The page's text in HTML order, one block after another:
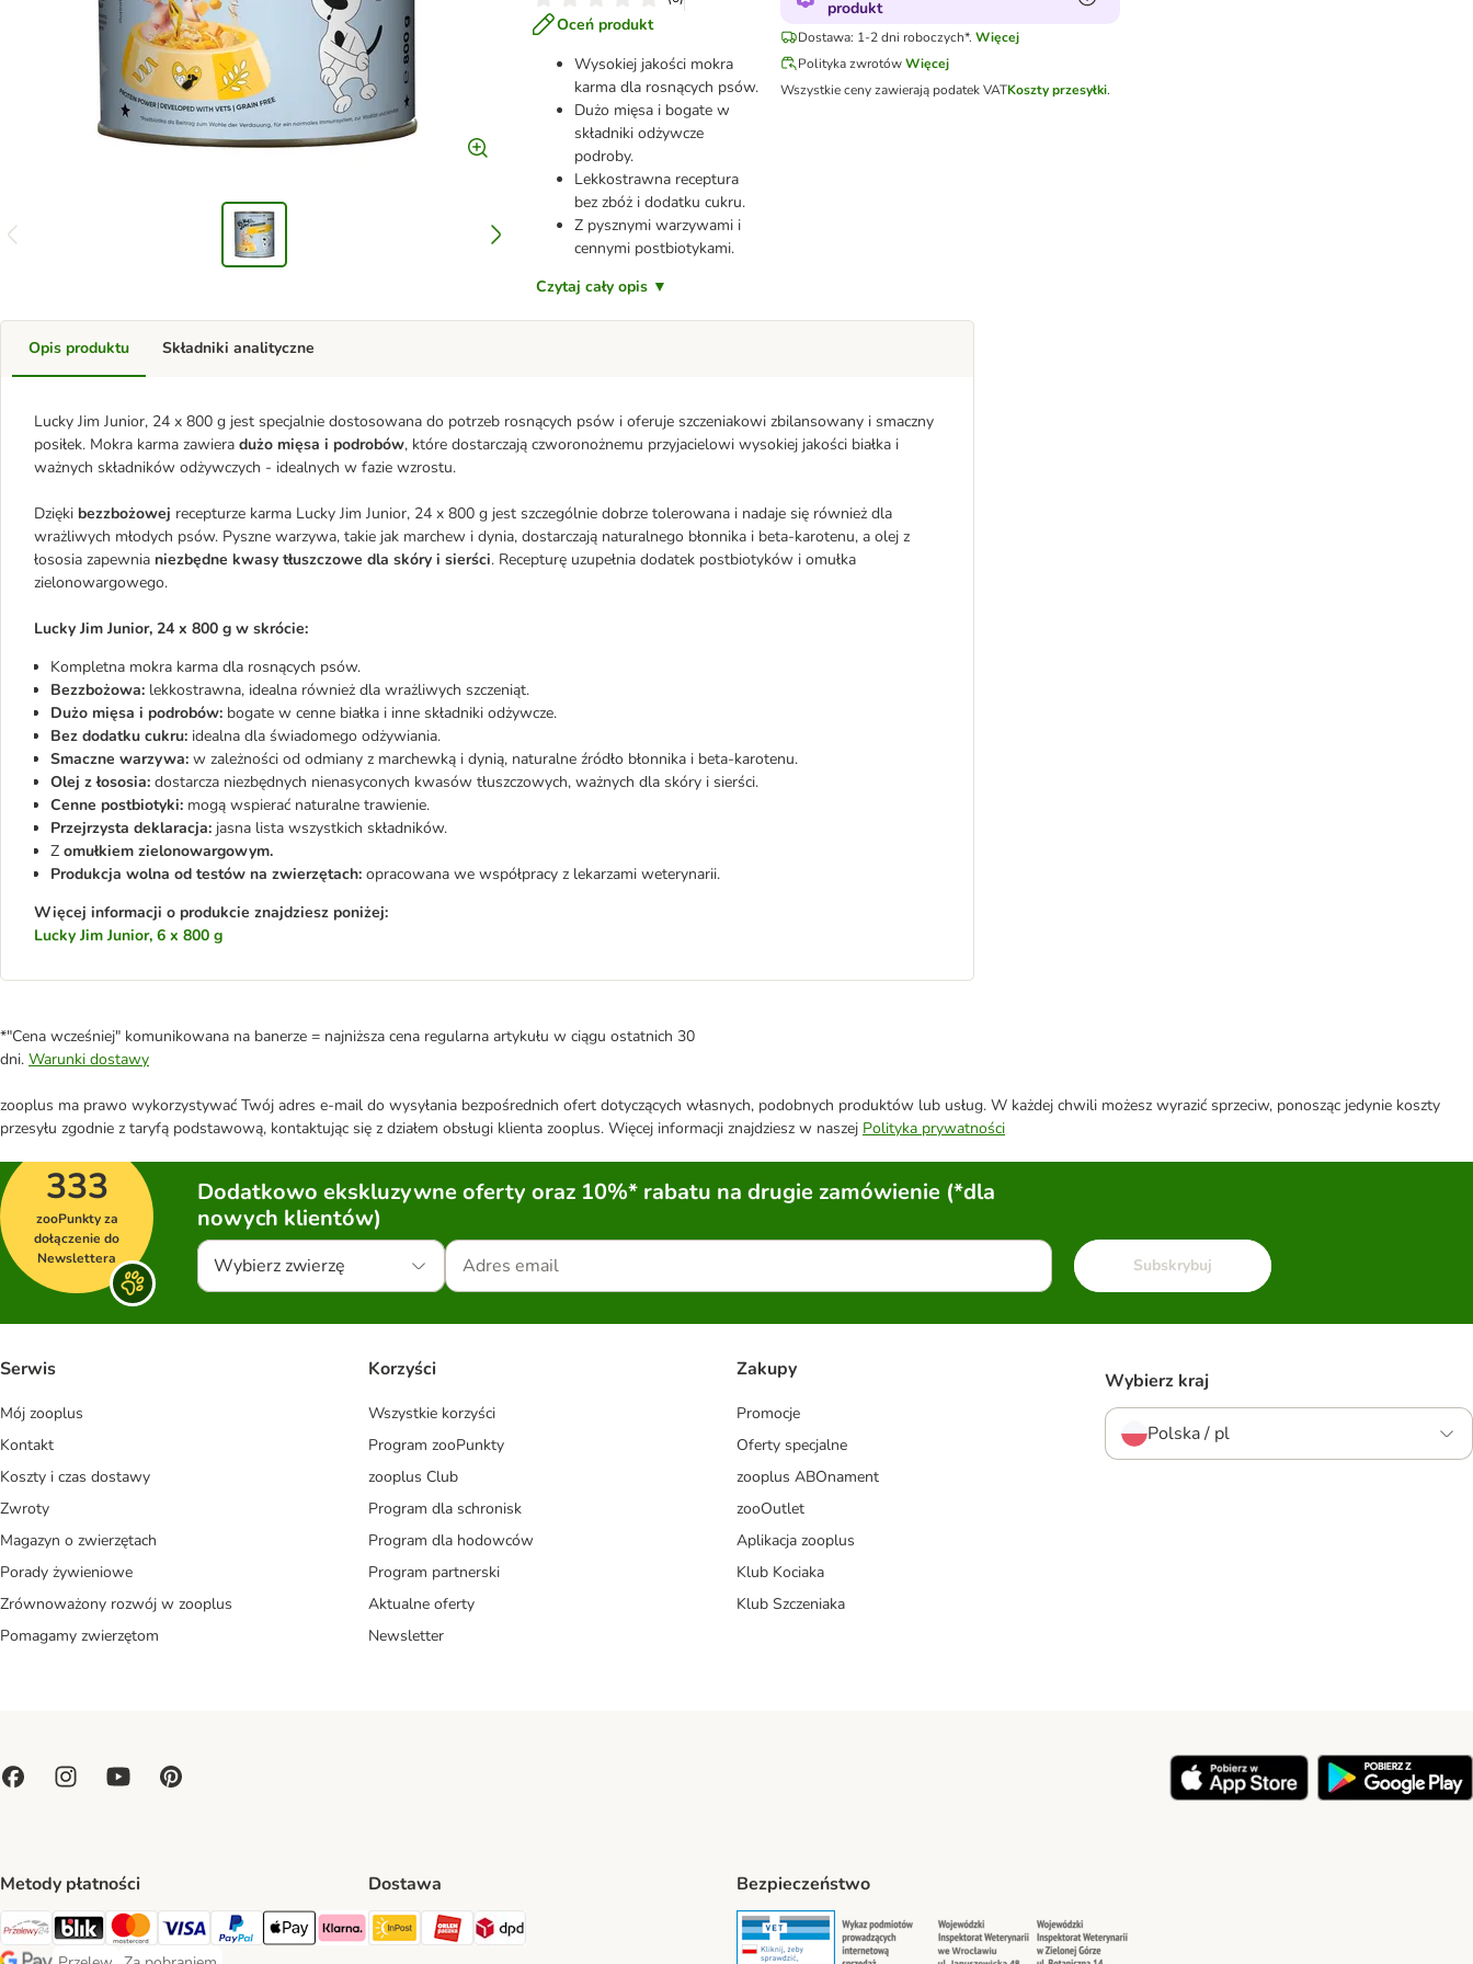
Oceń produkt
Wysokiej jakości mokra
karma dla rosnących psów.
Dużo mięsa i bogate w
składniki odżywcze
podroby.
Lekkostrawna receptura
bez zbóż i dodatku cukru.
Z pysznymi warzywami i
cennymi postbiotykami.
Czytaj cały opis ▼
produkt
Dostawa: 1-2 dni roboczych*. Więcej
Polityka zwrotów Więcej
Wszystkie ceny zawierają podatek VATKoszty przesyłki.
Opis produktu
Lucky Jim Junior, 24 x 800 g jest specjalnie dostosowana do potrzeb rosnących psów i oferuje szczeniakowi zbilansowany i smaczny
posiłek. Mokra karma zawiera dużo mięsa i podrobów, które dostarczają czworonożnemu przyjacielowi wysokiej jakości białka i
ważnych składników odżywczych - idealnych w fazie wzrostu.
Dzięki bezzbożowej recepturze karma Lucky Jim Junior, 24 x 800 g jest szczególnie dobrze tolerowana i nadaje się również dla
wrażliwych młodych psów. Pyszne warzywa, takie jak marchew i dynia, dostarczają naturalnego błonnika i beta-karotenu, a olej z
łososia zapewnia niezbędne kwasy tłuszczowe dla skóry i sierści. Recepturę uzupełnia dodatek postbiotyków i omułka
zielonowargowego.
Lucky Jim Junior, 24 x 800 g w skrócie:
Kompletna mokra karma dla rosnących psów.
Bezzbożowa: lekkostrawna, idealna również dla wrażliwych szczeniąt.
Dużo mięsa i podrobów: bogate w cenne białka i inne składniki odżywcze.
Bez dodatku cukru: idealna dla świadomego odżywiania.
Smaczne warzywa: w zależności od odmiany z marchewką i dynią, naturalne źródło błonnika i beta-karotenu.
Olej z łososia: dostarcza niezbędnych nienasyconych kwasów tłuszczowych, ważnych dla skóry i sierści.
Cenne postbiotyki: mogą wspierać naturalne trawienie.
Przejrzysta deklaracja: jasna lista wszystkich składników.
Z omułkiem zielonowargowym.
Produkcja wolna od testów na zwierzętach: opracowana we współpracy z lekarzami weterynarii.
Więcej informacji o produkcie znajdziesz poniżej:
Lucky Jim Junior, 6 x 800 g
Składniki analityczne
*"Cena wcześniej" komunikowana na banerze = najniższa cena regularna artykułu w ciągu ostatnich 30
dni. Warunki dostawy
zooplus ma prawo wykorzystywać Twój adres e-mail do wysyłania bezpośrednich ofert dotyczących własnych, podobnych produktów lub usług. W każdej chwili możesz wyrazić sprzeciw, ponosząc jedynie koszty
przesyłu zgodnie z taryfą podstawową, kontaktując się z działem obsługi klienta zooplus. Więcej informacji znajdziesz w naszej Polityka prywatności
333
zooPunkty za
dołączenie do
Newslettera
Dodatkowo ekskluzywne oferty oraz 10%* rabatu na drugie zamówienie (*dla
nowych klientów)
Wybierz zwierzę Subskrybuj
Serwis
Mój zooplus
Kontakt
Koszty i czas dostawy
Zwroty
Magazyn o zwierzętach
Porady żywieniowe
Zrównoważony rozwój w zooplus
Pomagamy zwierzętom
Korzyści
Wszystkie korzyści
Program zooPunkty
zooplus Club
Program dla schronisk
Program dla hodowców
Program partnerski
Aktualne oferty
Newsletter
Zakupy
Promocje
Oferty specjalne
zooplus ABOnament
zooOutlet
Aplikacja zooplus
Klub Kociaka
Klub Szczeniaka
Wybierz kraj
Polska / pl
Metody płatności
Przelewy24 Payment Method
Blik Payment Method
MasterCard Payment Method
Visa Payment Method
PayPal Payment Method
Apple Pay Payment Method
Klarna Payment Method
Dostawa
Paczkomat® Shipping Method
ORLEN Paczka Shipping Method
Bezpieczeństwo
Security Security Security